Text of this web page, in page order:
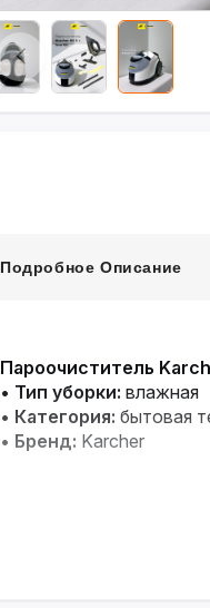
Подробное Описание
Пароочиститель
• Тип уборки: влажная
• Категория: бытовая
• Бренд: Karcher